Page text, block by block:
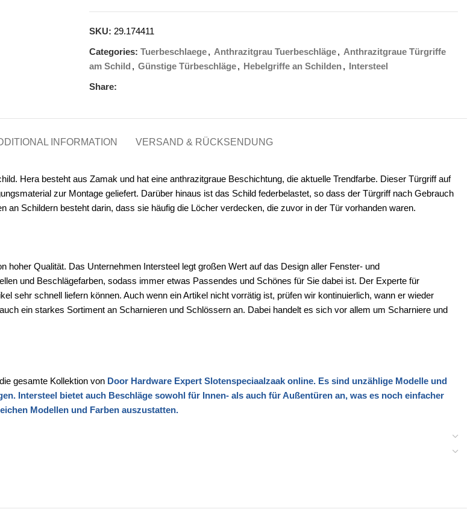
SKU: 29.174411
Categories: Tuerbeschlaege, Anthrazitgrau Tuerbeschläge, Anthrazitgraue Türgriffe
am Schild , Günstige Türbeschläge, Hebelgriffe an Schilden, Intersteel
Share:
INFORMATION VERSAND & RÜCKSENDUNG
Hera besteht aus Zamak und hat eine anthrazitgraue Beschichtung, die aktuelle Trendfarbe. Dieser Türgriff auf
zur Montage geliefert. Darüber hinaus ist das Schild federbelastet, so dass der Türgriff nach Gebrauch
an Schildern besteht darin, dass sie häufig die Löcher verdecken, die zuvor in der Tür vorhanden waren.
hoher Qualität. Das Unternehmen Intersteel legt großen Wert auf das Design aller Fenster- und
und Beschlägefarben, sodass immer etwas Passendes und Schönes für Sie dabei ist. Der Experte für
sehr schnell liefern können. Auch wenn ein Artikel nicht vorrätig ist, prüfen wir kontinuierlich, wann er wieder
ein starkes Sortiment an Scharnieren und Schlössern an. Dabei handelt es sich vor allem um Scharniere und
gesamte Kollektion von Door Hardware Expert Slotenspeciaalzaak online. Es sind unzählige Modelle und
Intersteel bietet auch Beschläge sowohl für Innen- als auch für Außentüren an, was es noch einfacher
Modellen und Farben auszustatten.